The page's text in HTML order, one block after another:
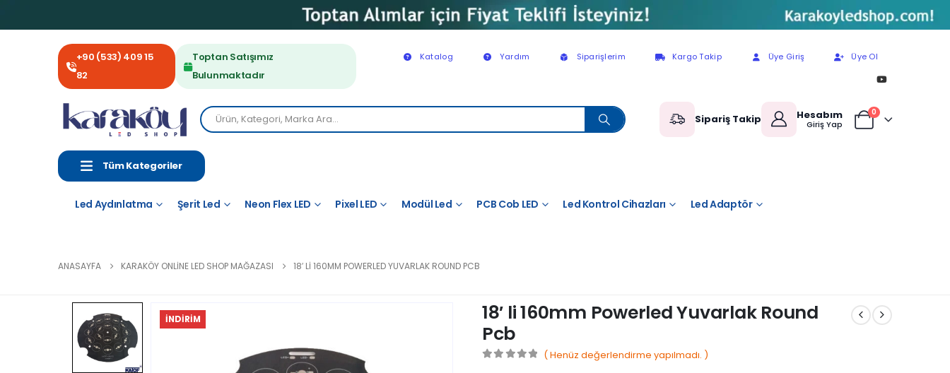
+90 (533) 409 15
82
Toptan Satışımız
Bulunmaktadır
Katalog Yardım Siparişlerim Kargo Takip Üye Giriş Üye Ol
Sipariş Takip Hesabım
Giriş Yap
0
Tüm Kategoriler
Led Aydınlatma Şerit Led Neon Flex LED Pixel LED Modül Led PCB Cob LED Led Kontrol Cihazları Led Adaptör
ANASAYFA KARAKÖY ONLINE LED SHOP MAĞAZASI 18′ LI 160MM POWERLED YUVARLAK ROUND PCB
İNDIRIM
18′ li 160mm Powerled Yuvarlak Round
Pcb
( Henüz değerlendirme yapılmadı. )